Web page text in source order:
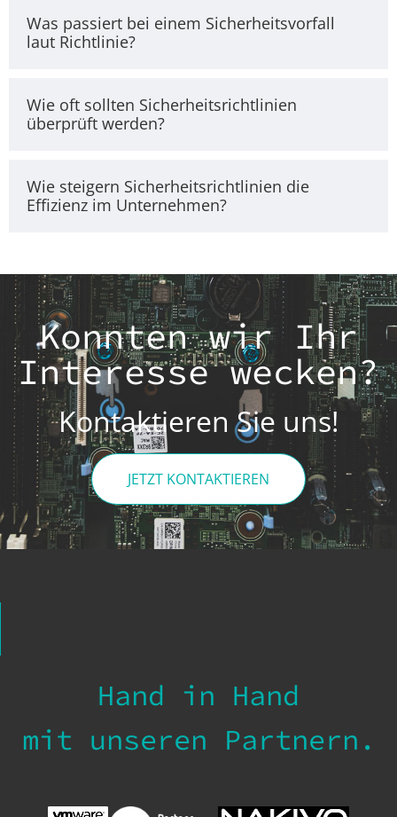
Was passiert bei einem Sicherheitsvorfall
laut Richtlinie?
Wie oft sollten Sicherheitsrichtlinien
überprüft werden?
Wie steigern Sicherheitsrichtlinien die
Effizienz im Unternehmen?
Konnten wir Ihr
Interesse wecken?
Kontaktieren Sie uns!
JETZT KONTAKTIEREN
Hand in Hand
mit unseren Partnern.